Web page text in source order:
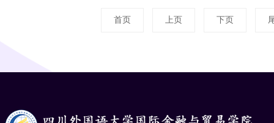
首页 上页 下页